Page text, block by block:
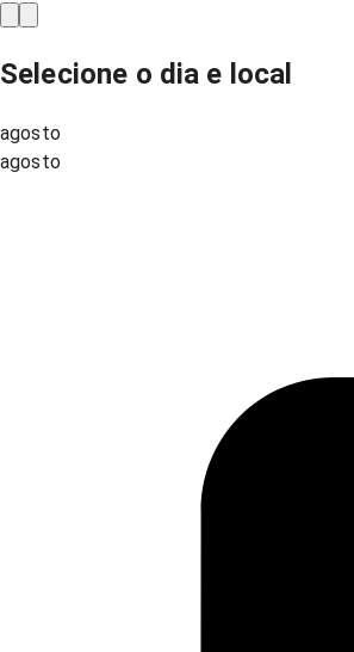
Selecione o dia e local
agosto
agosto